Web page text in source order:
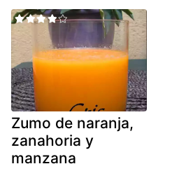
Zumo de naranja,
zanahoria y
manzana